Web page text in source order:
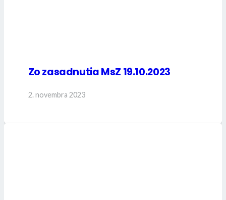
Zo zasadnutia MsZ 19.10.2023
2. novembra 2023